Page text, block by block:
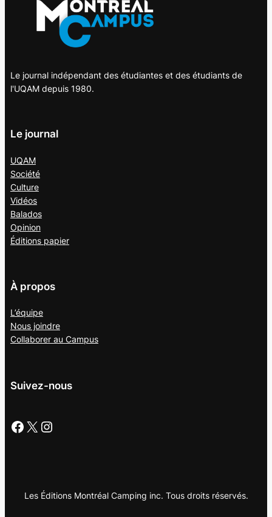
Le journal indépendant des étudiantes et des étudiants de
l'UQAM depuis 1980.
Le journal
UQAM
Société
Culture
Vidéos
Balados
Opinion
Éditions papier
À propos
L’équipe
Nous joindre
Collaborer au Campus
Suivez-nous
Facebook X Instagram
Les Éditions Montréal Camping inc. Tous droits réservés.